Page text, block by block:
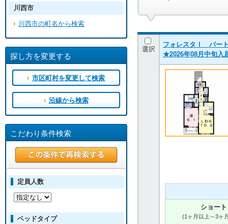
選択
フォレスタⅠ パート
★2026年08月中旬入
ショート
(1ヶ月以上～3ヶ
川西市
川西市の町名から検索
探し方を変更する
市区町村を変更して検索
沿線から検索
こだわり条件検索
定員人数
ベッドタイプ